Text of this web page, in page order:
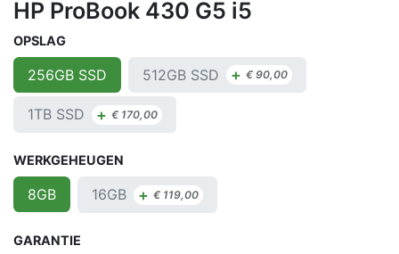
HP ProBook 430 G5 i5
OPSLAG
256GB SSD 512GB SSD + €90,00
1TB SSD + € 170,00
WERKGEHEUGEN
8GB 16GB + € 119,00
GARANTIE